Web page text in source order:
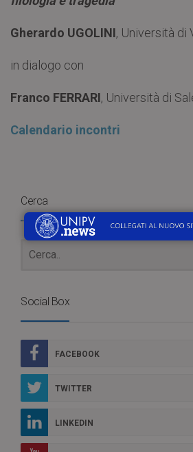
Gherardo UGOLINI, Università di
in dialogo con
Franco FERRARI, Università di
Calendario incontri
Cerca
Social Box
FACEBOOK
TWITTER
LINKEDIN